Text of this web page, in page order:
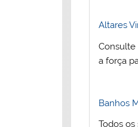
Altares
Consulte
a força
Banhos
Todos